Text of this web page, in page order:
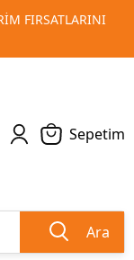
VE MATBAA
Sepetim
Ara